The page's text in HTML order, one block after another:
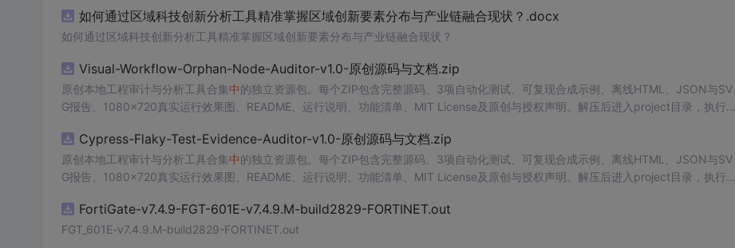
便和实用的工具，你一定会喜欢它的！
如何通过区域科技创新分析工具精准掌握区域创新要素分布与产业链融合现状？.docx
如何通过区域科技创新分析工具精准掌握区域创新要素分布与产业链融合现状？
Visual-Workflow-Orphan-Node-Auditor-v1.0-原创源码与文档.zip
原创本地工程审计与分析工具合集 中的独立资源包。每个ZIP包含完整源码、3项自动化测试、可复现合成示例、离线HTML、JSON与SV
G报告、1080×720真实运行效果图、README、运行说明、功能清单、MIT License及原创与授权声明。解压后进入project目录，执行np
源码、Logo、官方截图、论文、生产日志或其他受限素材。适合前端开发、AI应用工程、测试审计和课程实践。
Cypress-Flaky-Test-Evidence-Auditor-v1.0-原创源码与文档.zip
原创本地工程审计与分析工具合集 中的独立资源包。每个ZIP包含完整源码、3项自动化测试、可复现合成示例、离线HTML、JSON与SV
G报告、1080×720真实运行效果图、README、运行说明、功能清单、MIT License及原创与授权声明。解压后进入project目录，执行np
源码、Logo、官方截图、论文、生产日志或其他受限素材。适合前端开发、AI应用工程、测试审计和课程实践。
FortiGate-v7.4.9-FGT-601E-v7.4.9.M-build2829-FORTINET.out
FGT_601E-v7.4.9.M-build2829-FORTINET.out